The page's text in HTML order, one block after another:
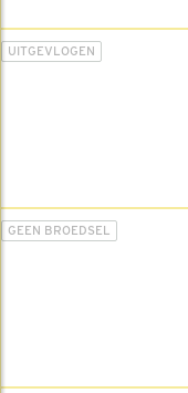
UITGEVLOGEN
GEEN BROEDSEL